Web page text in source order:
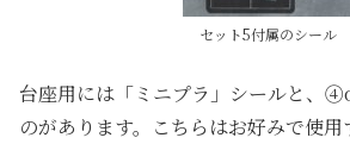
セット5付属のシール
台座用には「ミニプラ」シールと、
のがあります。こちらはお好みで使用